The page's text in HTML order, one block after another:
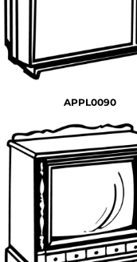
APPL0090